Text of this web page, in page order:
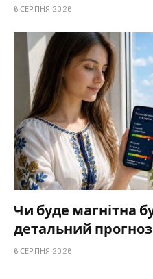
6 СЕРПНЯ 2026
Чи буде магнітна
детальний
6 СЕРПНЯ 2026